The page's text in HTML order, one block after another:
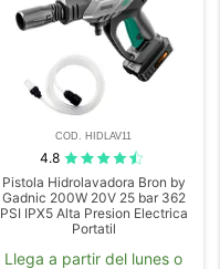
COD. HIDLAV11
4.8
Pistola Hidrolavadora Bron by
Gadnic 200W 20V 25 bar 362
PSI IPX5 Alta Presion Electrica
Portatil
Llega a partir del lunes o